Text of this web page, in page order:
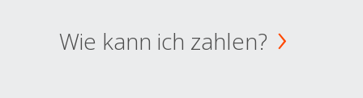
Wie kann ich zahlen?